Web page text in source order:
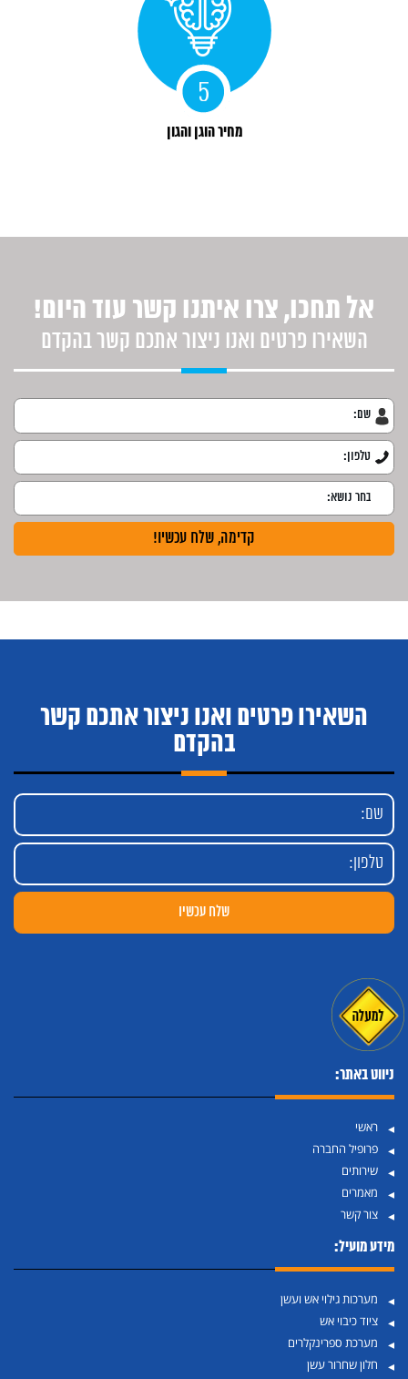
מחיר הוגן והגון
אל תחכו, צרו איתנו קשר עוד היום!
השאירו פרטים ואנו ניצור אתכם קשר בהקדם
השאירו פרטים ואנו ניצור אתכם קשר
בהקדם
ניווט באתר:
ראשי
פרופיל החברה
שירותים
מאמרים
צור קשר
מידע מועיל:
מערכות גילוי אש ועשן
ציוד כיבוי אש
מערכת ספרינקלרים
חלון שחרור עשן